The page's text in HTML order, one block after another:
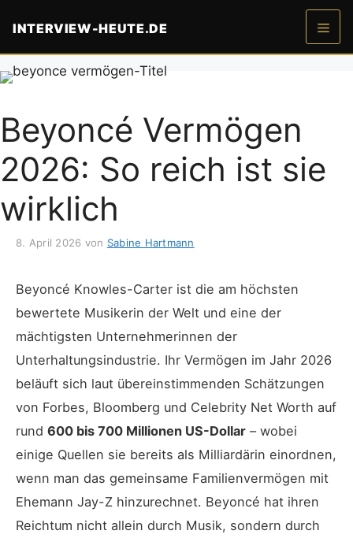
Inhalt
INTERVIEW-HEUTE.DE
Menü
Beyoncé Vermögen
2026: So reich ist sie
wirklich
8. April 2026 von Sabine Hartmann
Beyoncé Knowles-Carter ist die am höchsten
bewertete Musikerin der Welt und eine der
mächtigsten Unternehmerinnen der
Unterhaltungsindustrie. Ihr Vermögen im Jahr 2026
beläuft sich laut übereinstimmenden Schätzungen
von Forbes, Bloomberg und Celebrity Net Worth auf
rund 600 bis 700 Millionen US-Dollar – wobei
einige Quellen sie bereits als Milliardärin einordnen,
wenn man das gemeinsame Familienvermögen mit
Ehemann Jay-Z hinzurechnet. Beyoncé hat ihren
Reichtum nicht allein durch Musik, sondern durch